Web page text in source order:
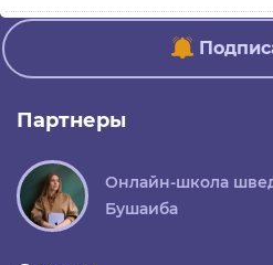
Партнеры
Онлайн-школа
Бушаиба